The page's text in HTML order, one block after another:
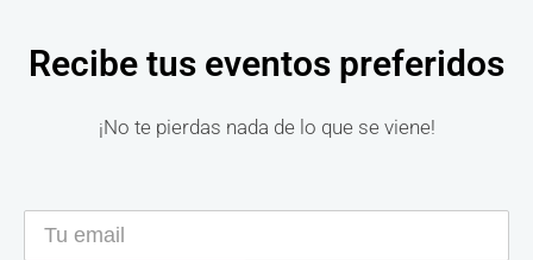
Recibe tus eventos preferidos
¡No te pierdas nada de lo que se viene!